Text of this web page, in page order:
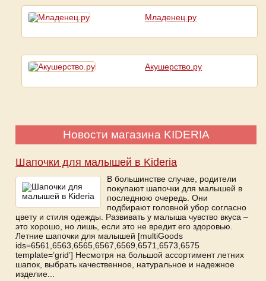
Младенец.ру
Акушерство.ру
Новости магазина KIDERIA
Шапочки для малышей в Kideria
В большинстве случае, родители
покупают шапочки для малышей в
последнюю очередь. Они
подбирают головной убор согласно
цвету и стиля одежды. Развивать у малыша чувство вкуса –
это хорошо, но лишь, если это не вредит его здоровью.
Летние шапочки для малышей [multiGoods
ids=6561,6563,6565,6567,6569,6571,6573,6575
template=’grid’] Несмотря на большой ассортимент летних
шапок, выбрать качественное, натуральное и надежное
изделие...